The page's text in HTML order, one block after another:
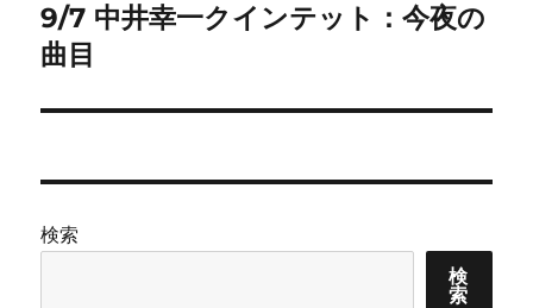
ー
シ
ン
次
の
稿:
9/7 中井幸一クインテット：今夜の
曲目
検索
検
索